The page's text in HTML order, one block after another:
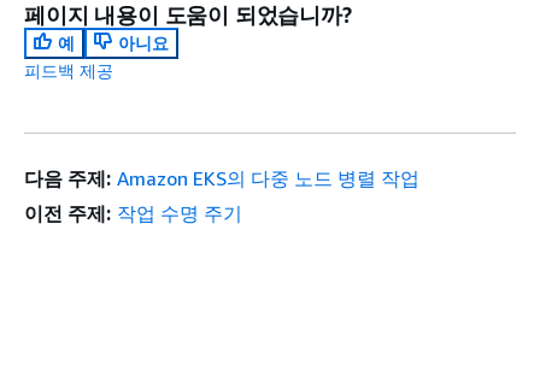
페이지 내용이 도움이 되었습니까?
예
아니요
피드백 제공
다음 주제: Amazon EKS의 다중 노드 병렬 작업
이전 주제: 작업 수명 주기